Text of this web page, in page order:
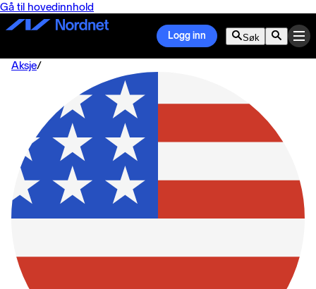
Gå til hovedinnhold
Logg inn Søk
Aksje/